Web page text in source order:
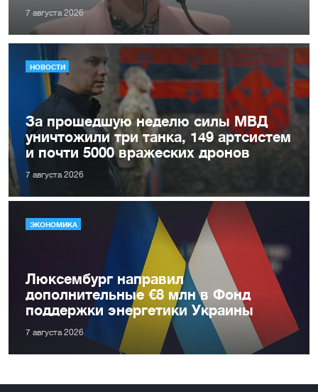
7 августа 2026
НОВОСТИ
За прошедшую неделю силы МВД
уничтожили три танка, 149 артсистем
и почти 5000 вражеских дронов
7 августа 2026
ЭКОНОМИКА
Люксембург направил
дополнительные €8 млн в Фонд
поддержки энергетики Украины
7 августа 2026